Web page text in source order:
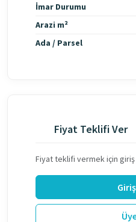
İmar Durumu
Arazi m²
Ada / Parsel
Fiyat Teklifi Ver
Fiyat teklifi vermek için